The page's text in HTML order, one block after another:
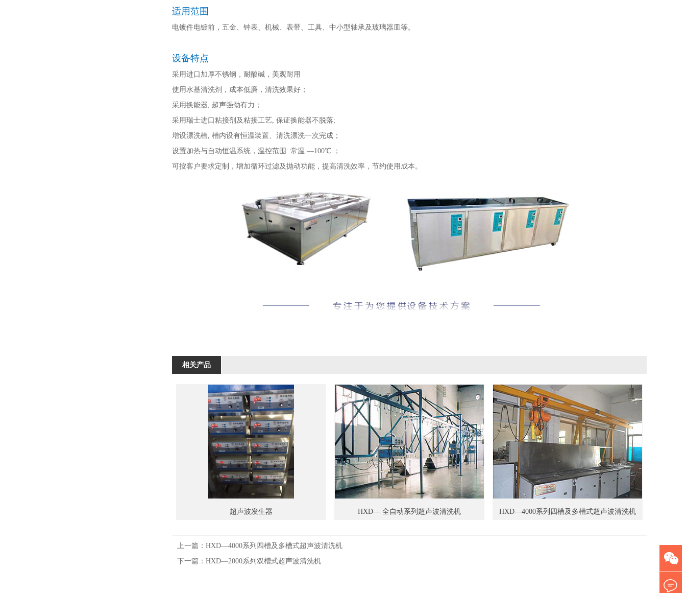
适用范围
电镀件电镀前，五金、钟表、机械、表带、工具、中小型轴承及玻璃器皿等。
设备特点
采用进口加厚不锈钢，耐酸碱，美观耐用
使用水基清洗剂，成本低廉，清洗效果好；
采用换能器, 超声强劲有力；
采用瑞士进口粘接剂及粘接工艺, 保证换能器不脱落;
增设漂洗槽, 槽内设有恒温装置、清洗漂洗一次完成；
设置加热与自动恒温系统，温控范围: 常温 —100℃ ；
可按客户要求定制，增加循环过滤及抛动功能，提高清洗效率，节约使用成本。
相关产品
超声波发生器 HXD— 全自动系列超声波清洗机 HXD—4000系列四槽及多槽式超声波清洗机
上一篇： HXD—4000系列四槽及多槽式超声波清洗机
下一篇： HXD—2000系列双槽式超声波清洗机